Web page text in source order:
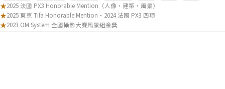
★2025 法國 PX3 Honorable Mention（人像・建築・風景）
★2025 東京 Tifa Honorable Mention・2024 法國 PX3 四項
★2023 OM System 全國攝影大賽風景組金獎